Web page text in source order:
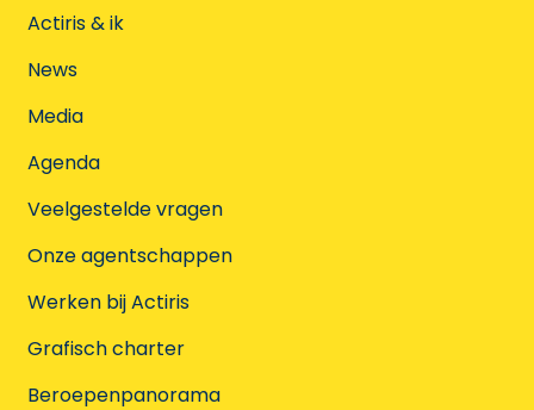
Actiris & ik
News
Media
Agenda
Veelgestelde vragen
Onze agentschappen
Werken bij Actiris
Grafisch charter
Beroepenpanorama